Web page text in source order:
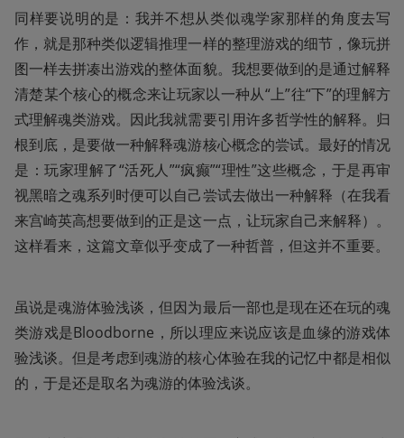
同样要说明的是：我并不想从类似魂学家那样的角度去写
作，就是那种类似逻辑推理一样的整理游戏的细节，像玩拼
图一样去拼凑出游戏的整体面貌。我想要做到的是通过解释
清楚某个核心的概念来让玩家以一种从“上”往“下”的理解方
式理解魂类游戏。因此我就需要引用许多哲学性的解释。归
根到底，是要做一种解释魂游核心概念的尝试。最好的情况
是：玩家理解了“活死人”“疯癫”“理性”这些概念，于是再审
视黑暗之魂系列时便可以自己尝试去做出一种解释（在我看
来宫崎英高想要做到的正是这一点，让玩家自己来解释）。
这样看来，这篇文章似乎变成了一种哲普，但这并不重要。
虽说是魂游体验浅谈，但因为最后一部也是现在还在玩的魂
类游戏是Bloodborne，所以理应来说应该是血缘的游戏体
验浅谈。但是考虑到魂游的核心体验在我的记忆中都是相似
的，于是还是取名为魂游的体验浅谈。